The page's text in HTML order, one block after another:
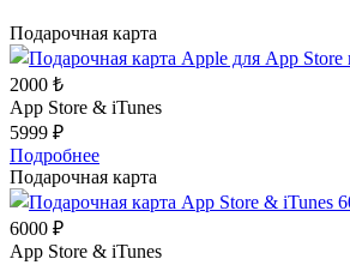
Подарочная карта
2000 ₺
App Store & iTunes
5999 ₽
Подробнее
Подарочная карта
6000 ₽
App Store & iTunes